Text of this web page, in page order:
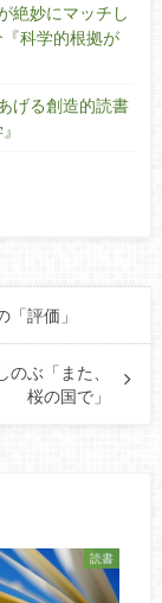
絶妙にマッチし
科学的根拠が
げる創造的読書
評価」
ぶ「また、
桜の国で」
読書